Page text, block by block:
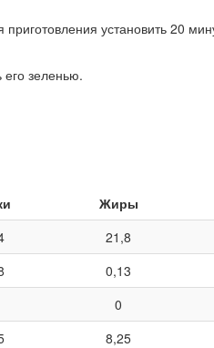
установить 20
его зеленью.
Жиры
21,8
0,13
0
8,25